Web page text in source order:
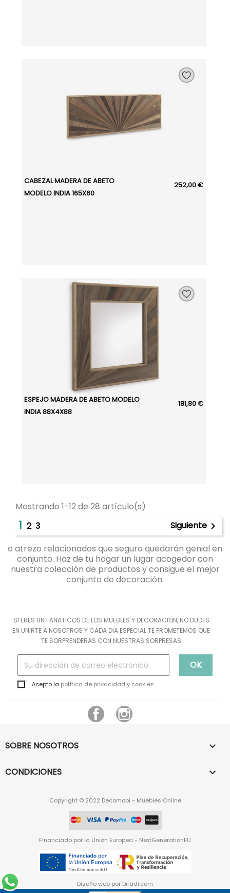
CABEZAL MADERA DE ABETO
MODELO INDIA 165X60
252,00 €
ESPEJO MADERA DE ABETO MODELO
INDIA 88X4X88
181,80 €
Mostrando 1-12 de 28 artículo(s)
1 2 3 Siguiente 
o atrezo relacionados que seguro quedarán genial en
conjunto. Haz de tu hogar un lugar acogedor con
nuestra colección de productos y consigue el mejor
conjunto de decoración.
SI ERES UN FANATICOS DE LOS MUEBLES Y DECORACIÓN, NO DUDES
EN UNIRTE A NOSOTROS Y CADA DIA ESPECIAL TE PROMETEMOS QUE
TE SORPRENDERAS CON NUESTRAS SORPRESAS
Acepto la política de privacidad y cookies
Facebook
SOBRE NOSOTROS 
CONDICIONES 
Copyright © 2022 Decomobi - Muebles Online
Financiado por la Unión Europea - NextGenerationEU
Diseño web por Difadi.com